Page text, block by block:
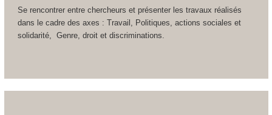
Se rencontrer entre chercheurs et présenter les travaux réalisés
dans le cadre des axes : Travail, Politiques, actions sociales et
solidarité, Genre, droit et discriminations.